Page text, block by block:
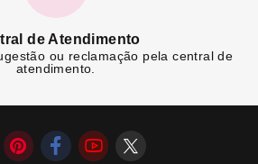
de Atendimento
ou reclamação pela central de
atendimento.